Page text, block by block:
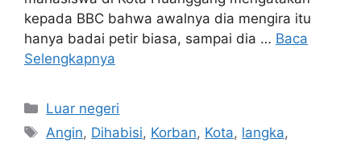
kepada BBC bahwa awalnya dia mengira itu
hanya badai petir biasa, sampai dia … Baca
Selengkapnya
Kategori
Luar negeri
Tag
Angin, Dihabisi, Korban, Kota, langka,